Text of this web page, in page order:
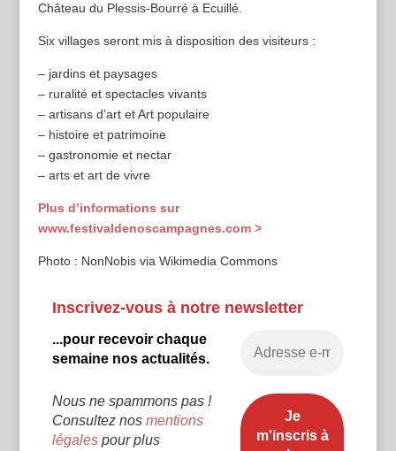
Château du Plessis-Bourré à Ecuillé.
Six villages seront mis à disposition des visiteurs :
– jardins et paysages
– ruralité et spectacles vivants
– artisans d’art et Art populaire
– histoire et patrimoine
– gastronomie et nectar
– arts et art de vivre
Plus d’informations sur
www.festivaldenoscampagnes.com >
Photo : NonNobis via Wikimedia Commons
Inscrivez-vous à notre newsletter
...pour recevoir chaque
semaine nos actualités.
Nous ne spammons pas !
Consultez nos mentions
légalespour plus